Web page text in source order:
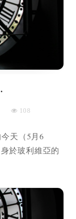
108
天（5月6
於玻利維亞的